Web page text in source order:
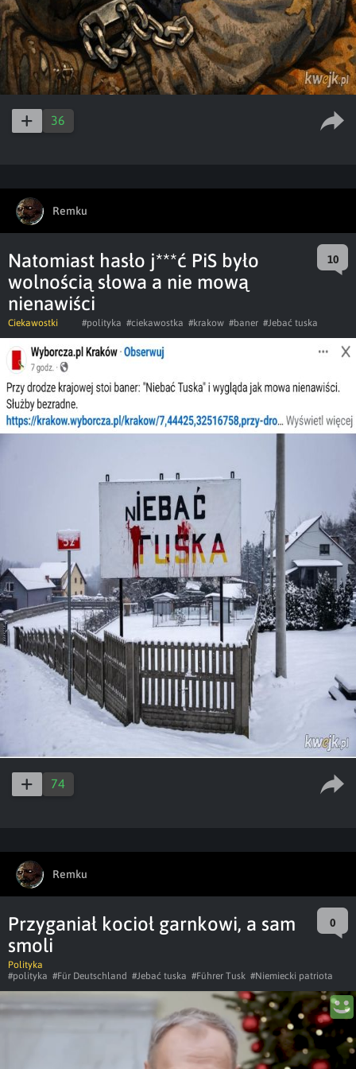
36
Remku
Natomiast hasło j***ć PiS było
wolnością słowa a nie mową
nienawiści
10
Ciekawostki #polityka #ciekawostka #krakow #baner #Jebać tuska
74
Remku
Przyganiał kocioł garnkowi, a sam
smoli
0
Polityka
#polityka #Für Deutschland #Jebać tuska #Führer Tusk #Niemiecki patriota